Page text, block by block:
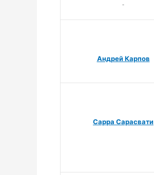
Андрей Карпов
Сарра Сарасвати